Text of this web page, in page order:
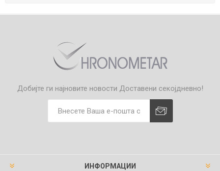
Добијте ги најновите новости Доставени секојдневно!
ИНФОРМАЦИИ